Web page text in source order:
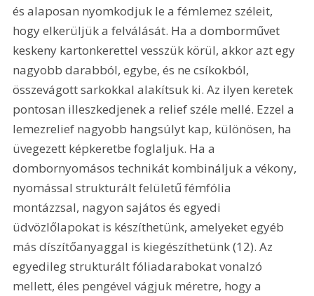
és alaposan nyomkodjuk le a fémlemez széleit,
hogy elkerüljük a felválását. Ha a domborművet
keskeny kartonkerettel vesszük körül, akkor azt egy
nagyobb darabból, egybe, és ne csíkokból,
összevágott sarkokkal alakítsuk ki. Az ilyen keretek
pontosan illeszkedjenek a relief széle mellé. Ezzel a
lemezrelief nagyobb hangsúlyt kap, különösen, ha
üvegezett képkeretbe foglaljuk. Ha a
dombornyomásos technikát kombináljuk a vékony,
nyomással strukturált felületű fémfólia
montázzsal, nagyon sajátos és egyedi
üdvözlőlapokat is készíthetünk, amelyeket egyéb
más díszítőanyaggal is kiegészíthetünk (12). Az
egyedileg strukturált fóliadarabokat vonalzó
mellett, éles pengével vágjuk méretre, hogy a